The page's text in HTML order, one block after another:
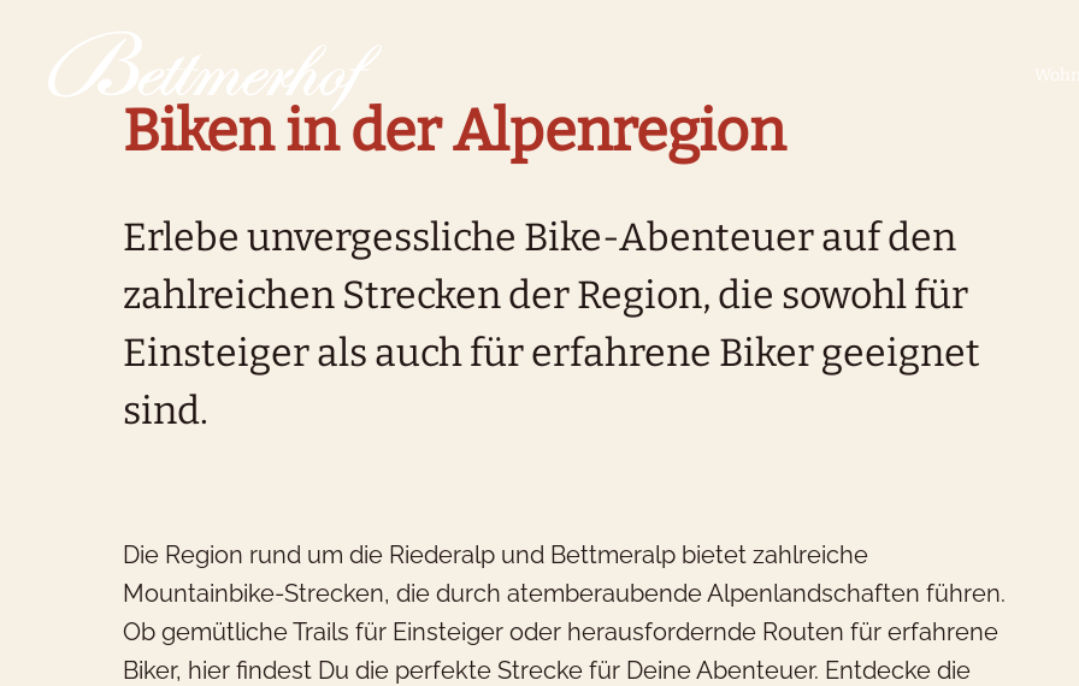
Biken in der Alpenregion
Erlebe unvergessliche Bike-Abenteuer auf den
zahlreichen Strecken der Region, die sowohl für
Einsteiger als auch für erfahrene Biker geeignet
sind.
Die Region rund um die Riederalp und Bettmeralp bietet zahlreiche
Mountainbike-Strecken, die durch atemberaubende Alpenlandschaften führen.
Ob gemütliche Trails für Einsteiger oder herausfordernde Routen für erfahrene
Biker, hier findest Du die perfekte Strecke für Deine Abenteuer. Entdecke die